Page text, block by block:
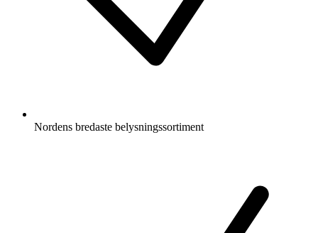
Nordens bredaste belysningssortiment